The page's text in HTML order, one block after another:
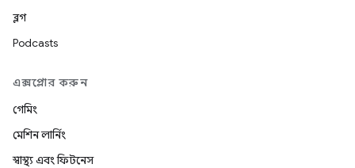
ব্লগ
Podcasts
এক্সপ্লোর করুন
গেমিং
মেশিন লার্নিং
স্বাস্থ্য এবং ফিটনেস